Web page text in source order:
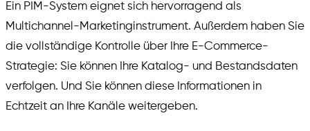
Ein PIM-System eignet sich hervorragend als
Multichannel-Marketinginstrument. Außerdem haben Sie
die vollständige Kontrolle über Ihre E-Commerce-
Strategie: Sie können Ihre Katalog- und Bestandsdaten
verfolgen. Und Sie können diese Informationen in
Echtzeit an Ihre Kanäle weitergeben.